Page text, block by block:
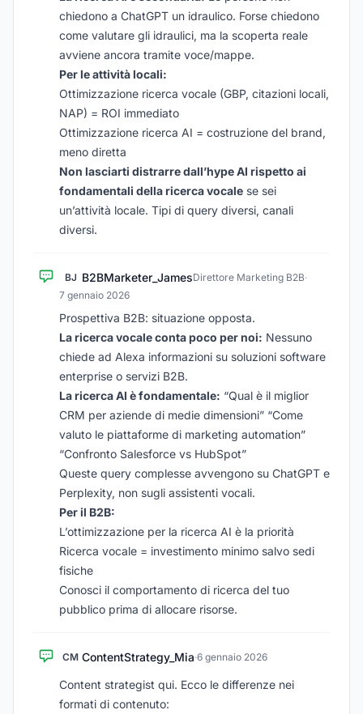
chiedono a ChatGPT un idraulico. Forse chiedono
come valutare gli idraulici, ma la scoperta reale
avviene ancora tramite voce/mappe.
Per le attività locali:
Ottimizzazione ricerca vocale (GBP, citazioni locali,
NAP) = ROI immediato
Ottimizzazione ricerca AI = costruzione del brand,
meno diretta
Non lasciarti distrarre dall’hype AI rispetto ai
fondamentali della ricerca vocale se sei
un’attività locale. Tipi di query diversi, canali
diversi.
BJ B2BMarketer_JamesDirettore Marketing B2B·
7 gennaio 2026
Prospettiva B2B: situazione opposta.
La ricerca vocale conta poco per noi: Nessuno
chiede ad Alexa informazioni su soluzioni software
enterprise o servizi B2B.
La ricerca AI è fondamentale: “Qual è il miglior
CRM per aziende di medie dimensioni” “Come
valuto le piattaforme di marketing automation”
“Confronto Salesforce vs HubSpot”
Queste query complesse avvengono su ChatGPT e
Perplexity, non sugli assistenti vocali.
Per il B2B:
L’ottimizzazione per la ricerca AI è la priorità
Ricerca vocale = investimento minimo salvo sedi
fisiche
Conosci il comportamento di ricerca del tuo
pubblico prima di allocare risorse.
CM ContentStrategy_Mia·6 gennaio 2026
Content strategist qui. Ecco le differenze nei
formati di contenuto: